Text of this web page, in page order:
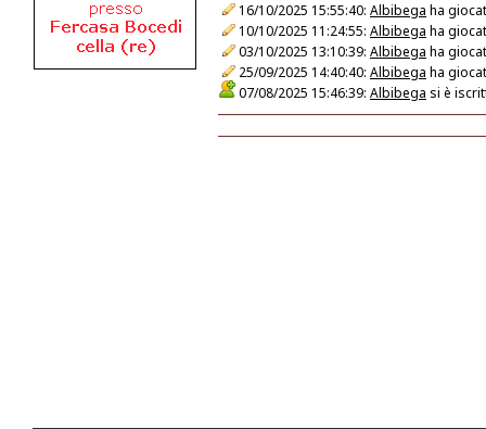
16/10/2025 15:55:40: Albibega ha
10/10/2025 11:24:55: Albibega ha
03/10/2025 13:10:39: Albibega ha
25/09/2025 14:40:40: Albibega ha
07/08/2025 15:46:39: Albibega si è